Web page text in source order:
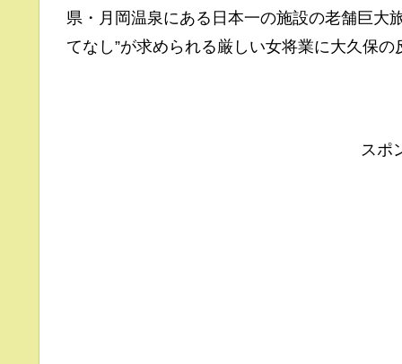
県・月岡温泉にある日本一の施設の老舗巨大
てなし”が求められる厳しい女将業に大久保の
スポ